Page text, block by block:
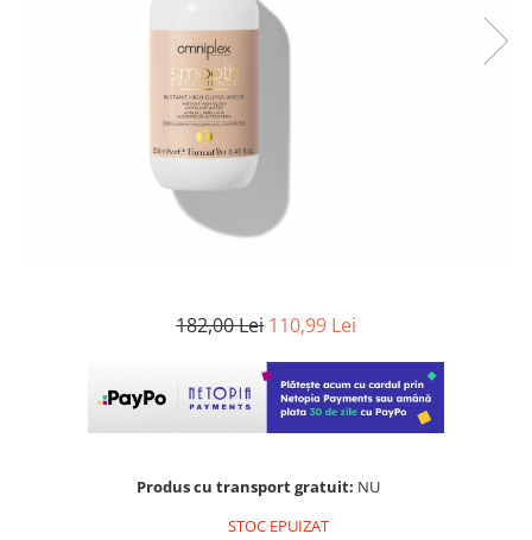
182,00 Lei 110,99 Lei
Produs cu transport gratuit: NU
STOC EPUIZAT